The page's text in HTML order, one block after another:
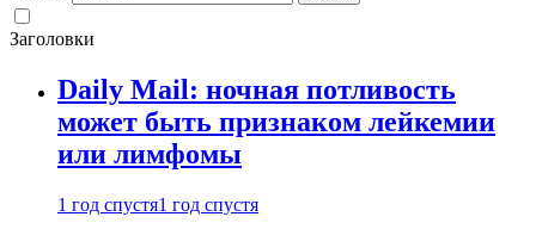
Заголовки
Daily Mail: ночная потливость
может быть признаком лейкемии
или лимфомы
1 год спустя1 год спустя